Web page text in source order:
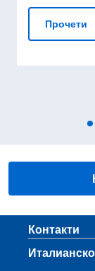
Прочети
Контакти